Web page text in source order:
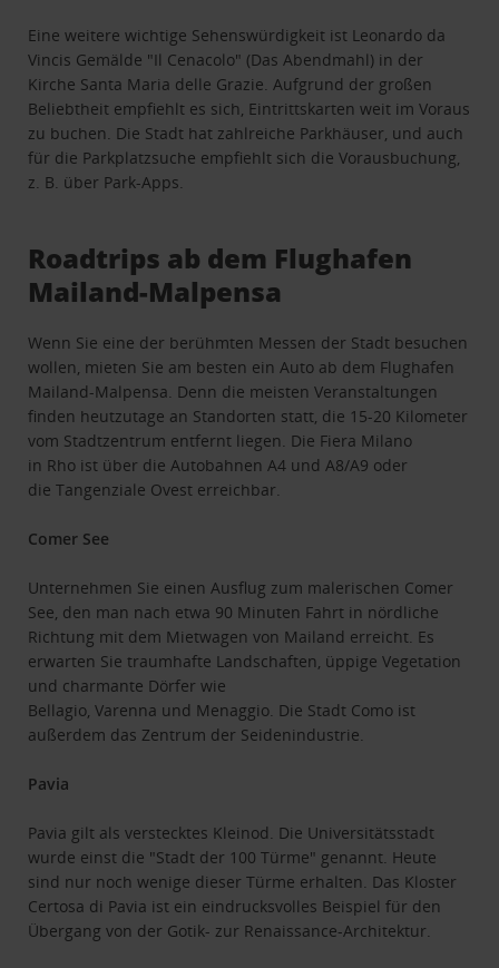
Eine weitere wichtige Sehenswürdigkeit ist Leonardo da
Vincis Gemälde "Il Cenacolo" (Das Abendmahl) in der
Kirche Santa Maria delle Grazie. Aufgrund der großen
Beliebtheit empfiehlt es sich, Eintrittskarten weit im Voraus
zu buchen. Die Stadt hat zahlreiche Parkhäuser, und auch
für die Parkplatzsuche empfiehlt sich die Vorausbuchung,
z. B. über Park-Apps.
Roadtrips ab dem Flughafen
Mailand-Malpensa
Wenn Sie eine der berühmten Messen der Stadt besuchen
wollen, mieten Sie am besten ein Auto ab dem Flughafen
Mailand-Malpensa. Denn die meisten Veranstaltungen
finden heutzutage an Standorten statt, die 15-20 Kilometer
vom Stadtzentrum entfernt liegen. Die Fiera Milano
in Rho ist über die Autobahnen A4 und A8/A9 oder
die Tangenziale Ovest erreichbar.
Comer See
Unternehmen Sie einen Ausflug zum malerischen Comer
See, den man nach etwa 90 Minuten Fahrt in nördliche
Richtung mit dem Mietwagen von Mailand erreicht. Es
erwarten Sie traumhafte Landschaften, üppige Vegetation
und charmante Dörfer wie
Bellagio, Varenna und Menaggio. Die Stadt Como ist
außerdem das Zentrum der Seidenindustrie.
Pavia
Pavia gilt als verstecktes Kleinod. Die Universitätsstadt
wurde einst die "Stadt der 100 Türme" genannt. Heute
sind nur noch wenige dieser Türme erhalten. Das Kloster
Certosa di Pavia ist ein eindrucksvolles Beispiel für den
Übergang von der Gotik- zur Renaissance-Architektur.